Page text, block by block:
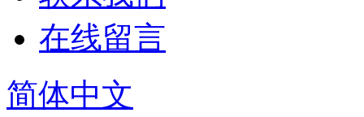
在线留言
简体中文